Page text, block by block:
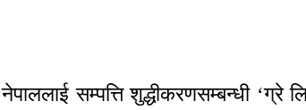
सम्पत्ति शुद्धीकरणसम्बन्धी ‘ग्रे